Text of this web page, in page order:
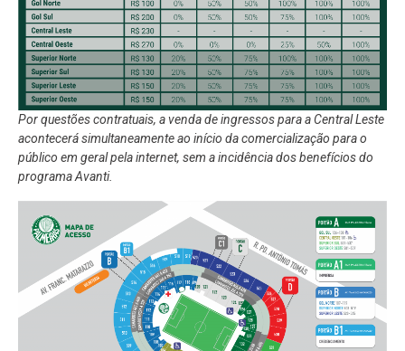
Por questões contratuais, a venda de ingressos para a Central Leste
acontecerá simultaneamente ao início da comercialização para o
público em geral pela internet, sem a incidência dos benefícios do
programa Avanti.